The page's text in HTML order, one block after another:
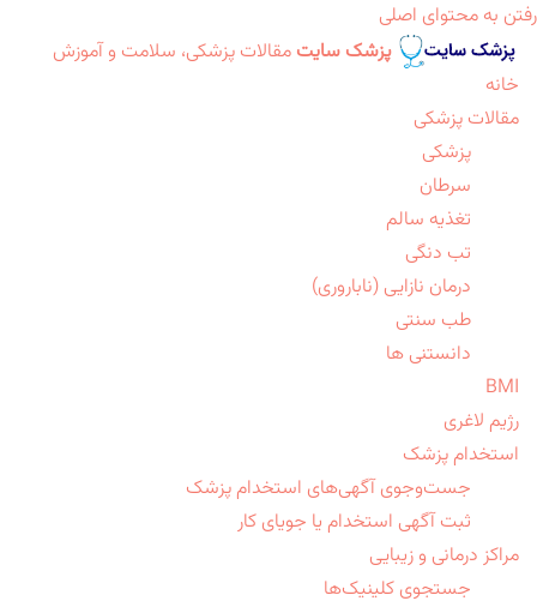
رفتن به محتوای اصلی
پزشک سایت مقالات پزشکی، سلامت و آموزش
خانه
مقالات پزشکی
پزشکی
سرطان
تغذیه سالم
تب دنگی
درمان نازایی (ناباروری)
طب سنتی
دانستنی ها
BMI
رژیم لاغری
استخدام پزشک
جست‌وجوی آگهی‌های استخدام پزشک
ثبت آگهی استخدام یا جویای کار
مراکز درمانی و زیبایی
جستجوی کلینیک‌ها